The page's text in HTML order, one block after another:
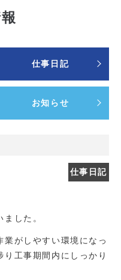
仕事日記
お知らせ
仕事日記
した。
がしやすい環境になっ
工事期間内にしっかり